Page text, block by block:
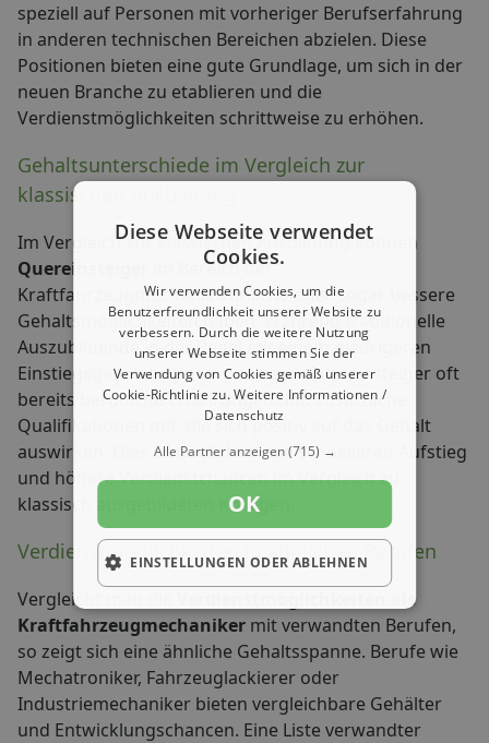
speziell auf Personen mit vorheriger Berufserfahrung
in anderen technischen Bereichen abzielen. Diese
Positionen bieten eine gute Grundlage, um sich in der
neuen Branche zu etablieren und die
Verdienstmöglichkeiten schrittweise zu erhöhen.
Gehaltsunterschiede im Vergleich zur
klassischen Ausbildung
Im Vergleich zur klassischen Ausbildung können
Quereinsteiger
im Bereich der
Kraftfahrzeugmechanik ähnliche oder sogar bessere
Gehaltsmöglichkeiten haben. Während traditionelle
Auszubildende in der Regel mit einem niedrigeren
Einstiegsgehalt beginnen, bringen Quereinsteiger oft
bereits berufliche Erfahrungen und zusätzliche
Qualifikationen mit, die sich positiv auf das Gehalt
auswirken. Dies ermöglicht einen schnelleren Aufstieg
und höhere Verdienstchancen im Vergleich zu
klassisch ausgebildeten Kollegen.
Verdienstmöglichkeiten in ähnlichen Berufen
Vergleicht man die
Verdienstmöglichkeiten als
Kraftfahrzeugmechaniker mit verwandten Berufen,
so zeigt sich eine ähnliche Gehaltsspanne. Berufe wie
Mechatroniker, Fahrzeuglackierer oder
Industriemechaniker bieten vergleichbare Gehälter
und Entwicklungschancen. Eine Liste verwandter
Diese Webseite verwendet
Cookies.
Wir verwenden Cookies, um die
Benutzerfreundlichkeit unserer Website zu
verbessern. Durch die weitere Nutzung
unserer Webseite stimmen Sie der
Verwendung von Cookies gemäß unserer
Cookie-Richtlinie zu.Weitere Informationen /
Datenschutz
Alle Partner anzeigen(715) →
OK
EINSTELLUNGEN ODER ABLEHNEN